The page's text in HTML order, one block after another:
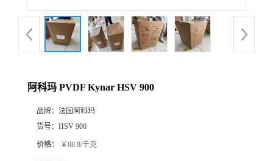
品
厅
阿科玛 PVDF Kynar HSV 900
品牌： 法国阿科玛
货号： HSV 900
价格： ￥88.8/千克